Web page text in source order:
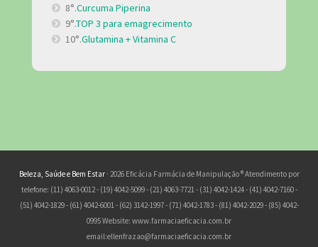
8°.Curcuma Piperina
9°.TOP 3 para emagrecimento
10°.Glutamina + Vitamina C
Beleza, Saúde e Bem Estar· 2026 Eficácia Farmácia de Manipulação ® Atendimento por
telefone: (11) 4063-0012 - (19) 4042-5099 - (21) 4063-7721 - (31) 4042-1424 - (41) 4042-7160 -
(51) 4042-1829 - (61) 4042-6001 - (62) 3142-1997 - (71) 4042-1783 - (81) 4042-2029 - (85) 4042-
0995 Website: www.farmaciaeficacia.com.br
email:ellenfrazao@farmaciaeficacia.com.br